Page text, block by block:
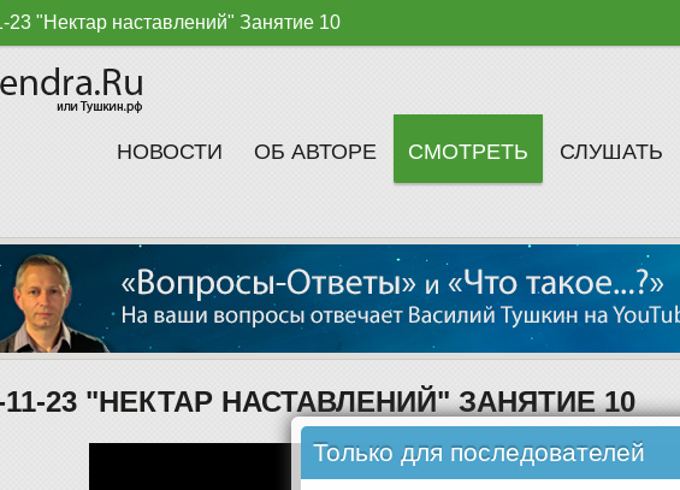
23 "Нектар наставлений" Занятие 10
НОВОСТИ ОБ АВТОРЕ СМОТРЕТЬ СЛУШАТЬ
11-23 "НЕКТАР НАСТАВЛЕНИЙ" ЗАНЯТИЕ 10
Только для последователей